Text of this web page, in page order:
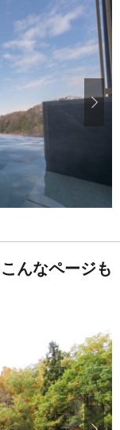
んなページも